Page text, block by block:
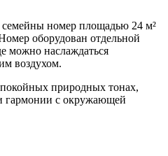
номер площадью 24 м²
оборудован отдельной
можно наслаждаться
воздухом.
природных тонах,
гармонии с окружающей